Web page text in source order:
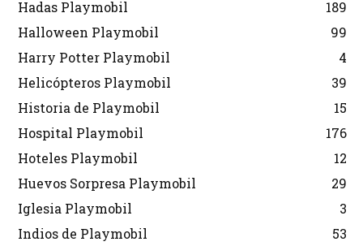
Hadas Playmobil
189
Halloween Playmobil
99
Harry Potter Playmobil
4
Helicópteros Playmobil
39
Historia de Playmobil
15
Hospital Playmobil
176
Hoteles Playmobil
12
Huevos Sorpresa Playmobil
29
Iglesia Playmobil
3
Indios de Playmobil
53